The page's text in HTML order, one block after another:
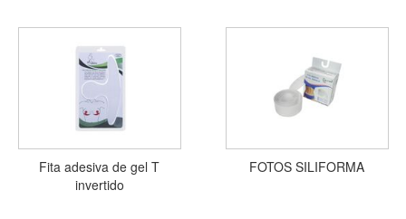
Fita adesiva de gel T
invertido
FOTOS SILIFORMA